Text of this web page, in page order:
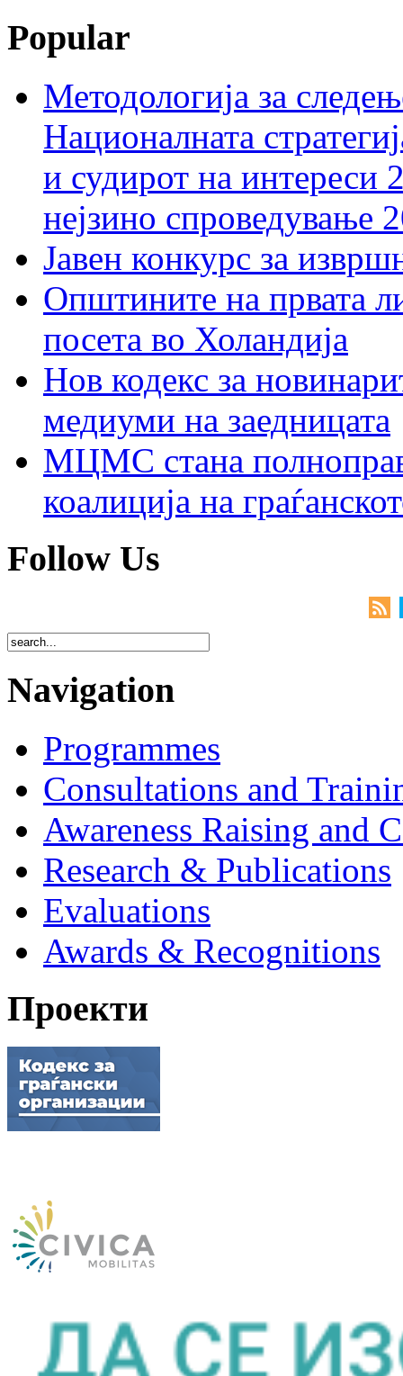
Popular
Методологија за
Националната
и судирот на интереси
нејзино спроведување
Јавен конкурс за
Општините на првата
посета во Холандија
Нов кодекс за
медиуми на заедницата
МЦМС стана
коалиција на
Follow Us
Navigation
Programmes
Consultations and
Awareness Raising and
Research & Publications
Evaluations
Awards & Recognitions
Проекти